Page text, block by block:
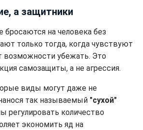
а защитники
бросаются на человека без
только тогда, когда чувствуют
возможности убежать. Это
самозащиты, а не агрессия.
виды могут даже не
так называемый "сухой"
регулировать количество
экономить яд на